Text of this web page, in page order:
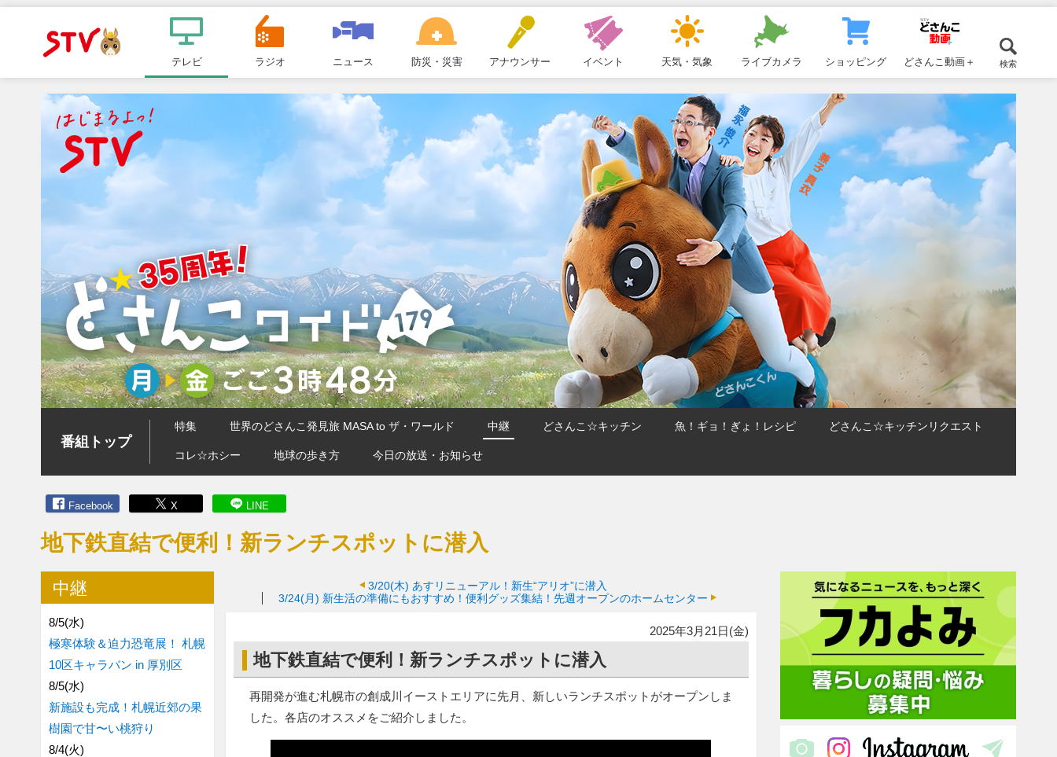
ＳＴＶ札
幌テレビ
ュ
ー
テレビ ラジオ ニュース 防災・災害 アナウンサー イベント 天気・気象 ライブカメラ ショッピング どさんこ動画＋ 検索
番組トップ
特集 世界のどさんこ発見旅 MASA to ザ・ワールド 中継 どさんこ☆キッチン 魚！ギョ！ぎょ！レシピ どさんこ☆キッチンリクエスト
コレ☆ホシー 地球の歩き方 今日の放送・お知らせ
Facebook X LINE
地下鉄直結で便利！新ランチスポットに潜入
3/20(木) あすリニューアル！新生“アリオ”に潜入
3/24(月) 新生活の準備にもおすすめ！便利グッズ集結！先週オープンのホームセンター
2025年3月21日(金)
地下鉄直結で便利！新ランチスポットに潜入
再開発が進む札幌市の創成川イーストエリアに先月、新しいランチスポットがオープンしま
した。各店のオススメをご紹介しました。
中継
8/5(水)
極寒体験＆迫力恐竜展！ 札幌
10区キャラバン in 厚別区
8/5(水)
新施設も完成！札幌近郊の果
樹園で甘〜い桃狩り
8/4(火)